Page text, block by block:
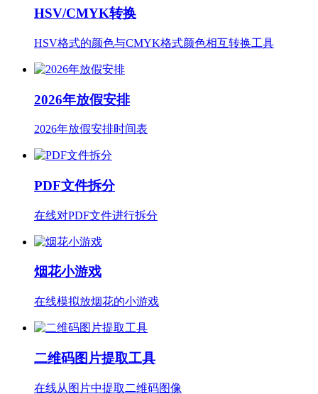
HSV/CMYK转换
HSV格式的颜色与CMYK格式颜色相互转换工具
2026年放假安排
2026年放假安排时间表
PDF文件拆分
在线对PDF文件进行拆分
烟花小游戏
在线模拟放烟花的小游戏
二维码图片提取工具
在线从图片中提取二维码图像